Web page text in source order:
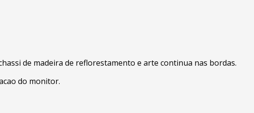
de madeira de reflorestamento e arte continua nas bordas.
do monitor.